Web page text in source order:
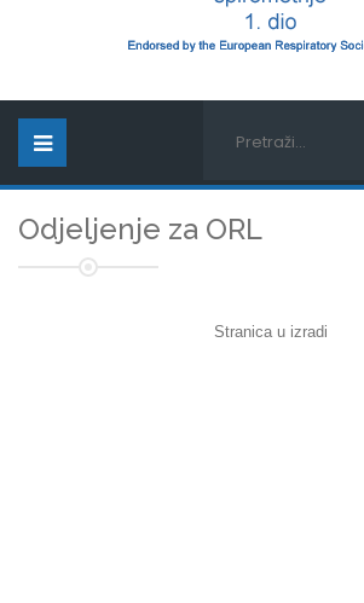
Odjeljenje za ORL
Stranica u izradi